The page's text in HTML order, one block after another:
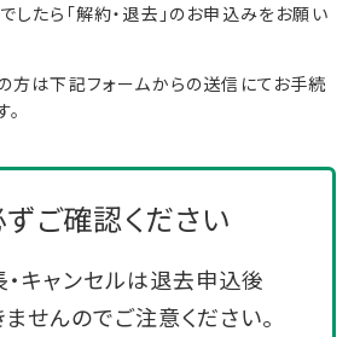
したら「解約・退去」のお申込みをお願い
方は下記フォームからの送信にてお手続
ご確認ください
キャンセルは退去申込後
せんのでご注意ください。